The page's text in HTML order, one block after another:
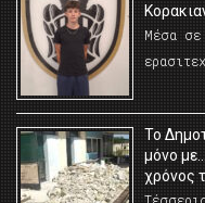
Μέσα σε
Το
μόνο
χρόνος